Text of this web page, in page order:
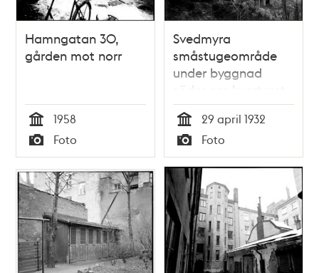
Hamngatan 30,
gården mot norr
Tid
1958
Typ
Foto
Svedmyra
småstugeområde
under byggnad
söder om kvarteret
Edgårdsmännen 5
mot norr vid
Herrhagsvägen
Tid
29 april 1932
Typ
Foto